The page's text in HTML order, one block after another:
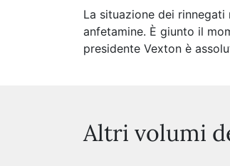
La situazione dei
anfetamine. È giunto il
presidente Vexton è
Altri volumi